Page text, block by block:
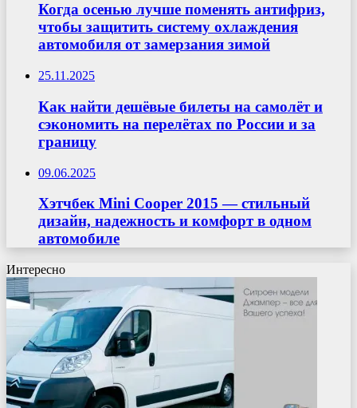
Когда осенью лучше поменять антифриз,
чтобы защитить систему охлаждения
автомобиля от замерзания зимой
25.11.2025
Как найти дешёвые билеты на самолёт и
сэкономить на перелётах по России и за
границу
09.06.2025
Хэтчбек Mini Cooper 2015 — стильный
дизайн, надежность и комфорт в одном
автомобиле
Интересно